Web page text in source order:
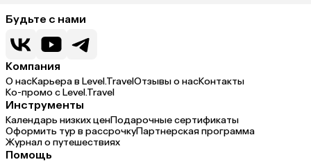
Будьте с нами
Компания
О насКарьера в Level.TravelОтзывы о насКонтакты
Ко-промо с Level.Travel
Инструменты
Календарь низких ценПодарочные сертификаты
Оформить тур в рассрочкуПартнерская программа
Журнал о путешествиях
Помощь